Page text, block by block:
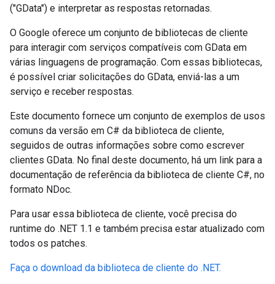
("GData") e interpretar as respostas retornadas.
O Google oferece um conjunto de bibliotecas de cliente
para interagir com serviços compatíveis com GData em
várias linguagens de programação. Com essas bibliotecas,
é possível criar solicitações do GData, enviá-las a um
serviço e receber respostas.
Este documento fornece um conjunto de exemplos de usos
comuns da versão em C# da biblioteca de cliente,
seguidos de outras informações sobre como escrever
clientes GData. No final deste documento, há um link para a
documentação de referência da biblioteca de cliente C#, no
formato NDoc.
Para usar essa biblioteca de cliente, você precisa do
runtime do .NET 1.1 e também precisa estar atualizado com
todos os patches.
Faça o download da biblioteca de cliente do .NET.